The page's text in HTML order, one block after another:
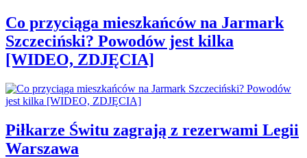
Co przyciąga mieszkańców na Jarmark
Szczeciński? Powodów jest kilka
[WIDEO, ZDJĘCIA]
Piłkarze Świtu zagrają z rezerwami Legii
Warszawa